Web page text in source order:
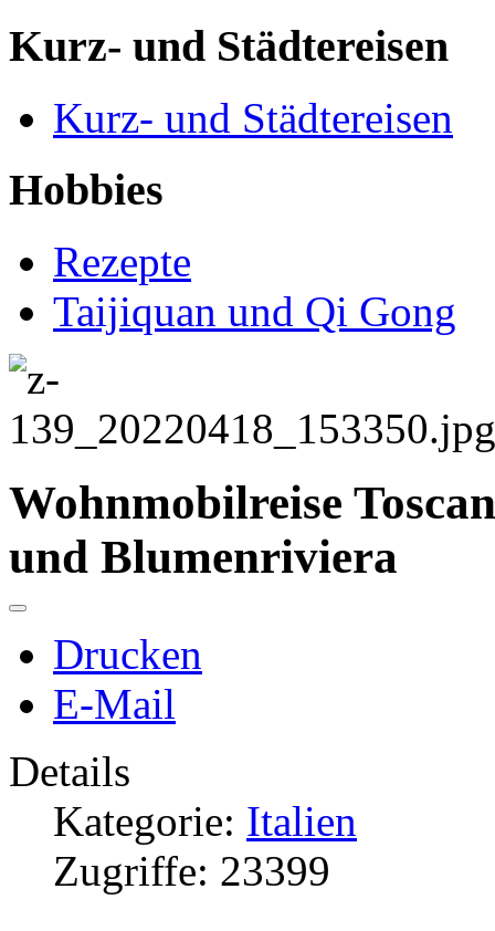
Kurz- und Städtereisen
Kurz- und Städtereisen
Hobbies
Rezepte
Taijiquan und Qi Gong
Wohnmobilreise
und Blumenriviera
Drucken
E-Mail
Details
Kategorie: Italien
Zugriffe: 23399